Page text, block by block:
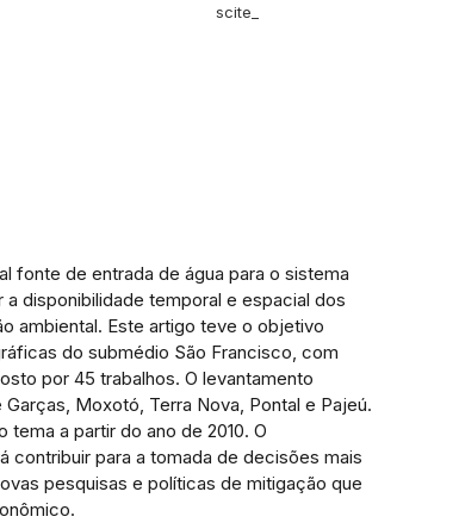
scite_
fonte de entrada de água para o sistema
disponibilidade temporal e espacial dos
ambiental. Este artigo teve o objetivo
do submédio São Francisco, com
por 45 trabalhos. O levantamento
Moxotó, Terra Nova, Pontal e Pajeú.
a partir do ano de 2010. O
para a tomada de decisões mais
pesquisas e políticas de mitigação que